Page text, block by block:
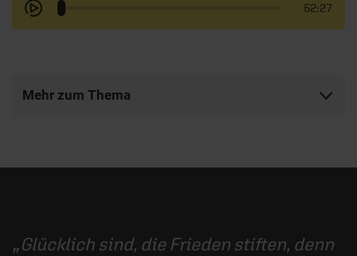
52:27
Mehr zum Thema
Glücklich sind, die Frieden stiften, denn